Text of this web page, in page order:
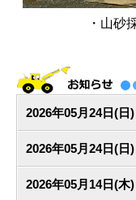
・山砂
2026年05月24日(日)
2026年05月24日(日)
2026年05月14日(木)